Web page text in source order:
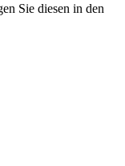
Sie diesen in den